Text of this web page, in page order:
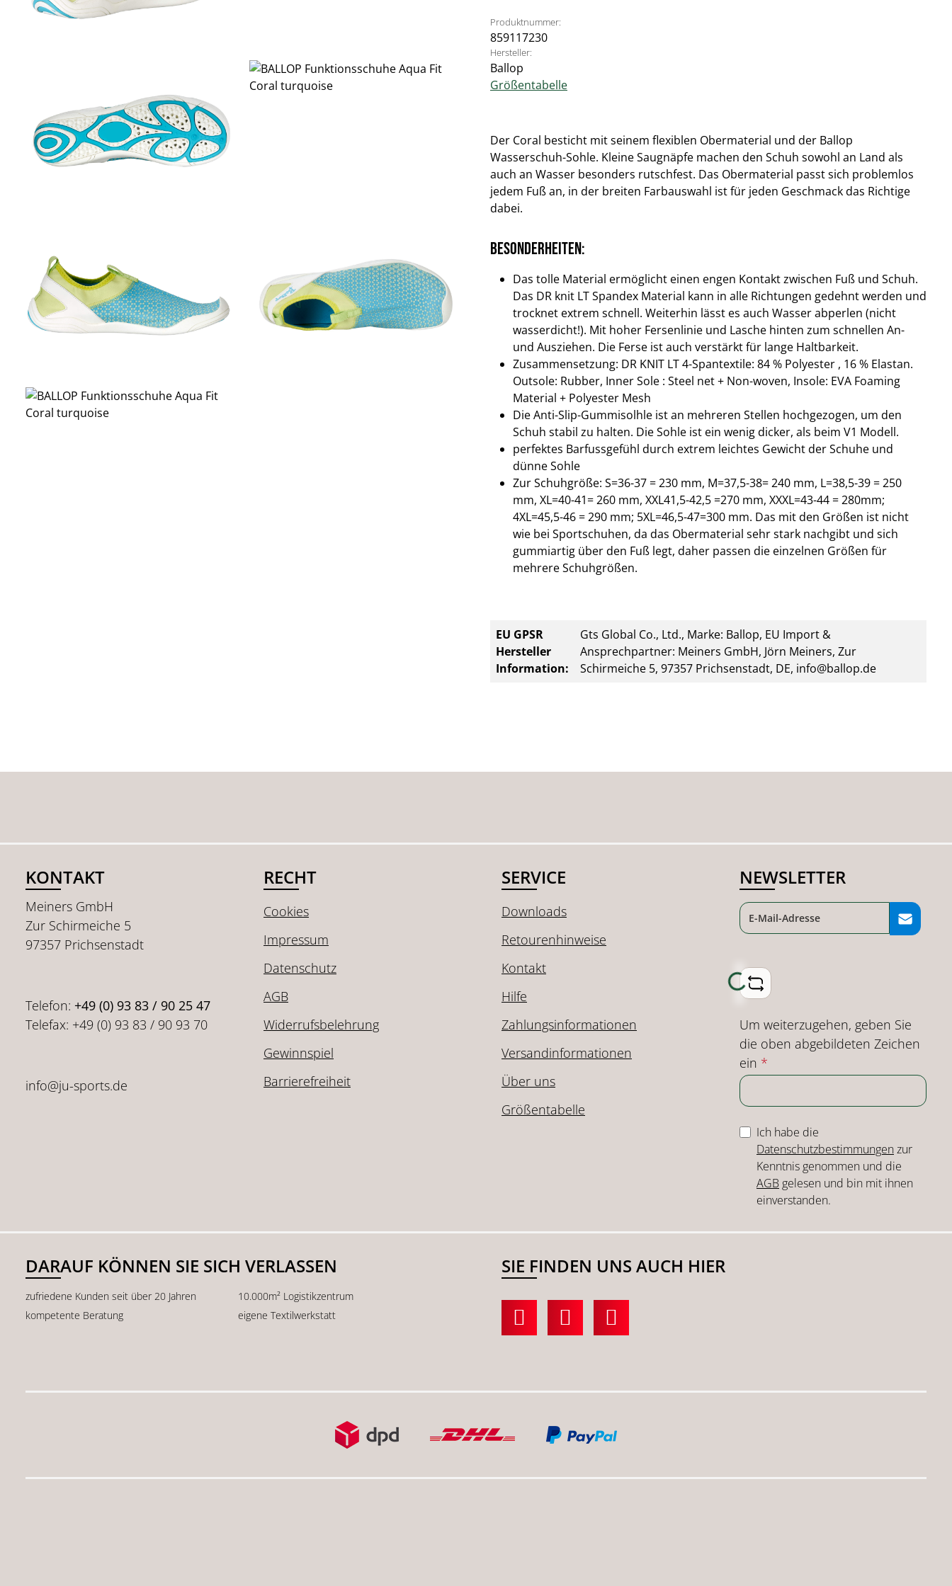
Produktnummer:
859117230
Hersteller:
Ballop
Größentabelle
Der Coral besticht mit seinem flexiblen Obermaterial und der Ballop
Wasserschuh-Sohle. Kleine Saugnäpfe machen den Schuh sowohl an Land als
auch an Wasser besonders rutschfest. Das Obermaterial passt sich problemlos
jedem Fuß an, in der breiten Farbauswahl ist für jeden Geschmack das Richtige
dabei.
Besonderheiten:
Das tolle Material ermöglicht einen engen Kontakt zwischen Fuß und Schuh.
Das DR knit LT Spandex Material kann in alle Richtungen gedehnt werden und
trocknet extrem schnell. Weiterhin lässt es auch Wasser abperlen (nicht
wasserdicht!). Mit hoher Fersenlinie und Lasche hinten zum schnellen An-
und Ausziehen. Die Ferse ist auch verstärkt für lange Haltbarkeit.
Zusammensetzung: DR KNIT LT 4-Spantextile: 84 % Polyester , 16 % Elastan.
Outsole: Rubber, Inner Sole : Steel net + Non-woven, Insole: EVA Foaming
Material + Polyester Mesh
Die Anti-Slip-Gummisolhle ist an mehreren Stellen hochgezogen, um den
Schuh stabil zu halten. Die Sohle ist ein wenig dicker, als beim V1 Modell.
perfektes Barfussgefühl durch extrem leichtes Gewicht der Schuhe und
dünne Sohle
Zur Schuhgröße: S=36-37 = 230 mm, M=37,5-38= 240 mm, L=38,5-39 = 250
mm, XL=40-41= 260 mm, XXL41,5-42,5 =270 mm, XXXL=43-44 = 280mm;
4XL=45,5-46 = 290 mm; 5XL=46,5-47=300 mm. Das mit den Größen ist nicht
wie bei Sportschuhen, da das Obermaterial sehr stark nachgibt und sich
gummiartig über den Fuß legt, daher passen die einzelnen Größen für
mehrere Schuhgrößen.
EU GPSR
Hersteller
Information:
Gts Global Co., Ltd., Marke: Ballop, EU Import &
Ansprechpartner: Meiners GmbH, Jörn Meiners, Zur
Schirmeiche 5, 97357 Prichsenstadt, DE, info@ballop.de
KONTAKT
Meiners GmbH
Zur Schirmeiche 5
97357 Prichsenstadt
Telefon: +49 (0) 93 83 / 90 25 47
Telefax: +49 (0) 93 83 / 90 93 70
info@ju-sports.de
RECHT
Cookies
Impressum
Datenschutz
AGB
Widerrufsbelehrung
Gewinnspiel
Barrierefreiheit
SERVICE
Downloads
Retourenhinweise
Kontakt
Hilfe
Zahlungsinformationen
Versandinformationen
Über uns
Größentabelle
NEWSLETTER
Loading...
Um weiterzugehen, geben Sie
die oben abgebildeten Zeichen
ein *
Ich habe die
Datenschutzbestimmungenzur
Kenntnis genommen und die
AGB gelesen und bin mit ihnen
einverstanden.
DARAUF KÖNNEN SIE SICH VERLASSEN
zufriedene Kunden seit über 20 Jahren
10.000m² Logistikzentrum
kompetente Beratung
eigene Textilwerkstatt
SIE FINDEN UNS AUCH HIER